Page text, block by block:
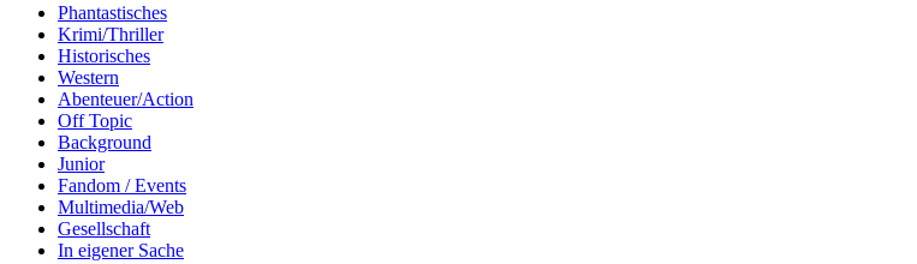
Phantastisches
Krimi/Thriller
Historisches
Western
Abenteuer/Action
Off Topic
Background
Junior
Fandom / Events
Multimedia/Web
Gesellschaft
In eigener Sache